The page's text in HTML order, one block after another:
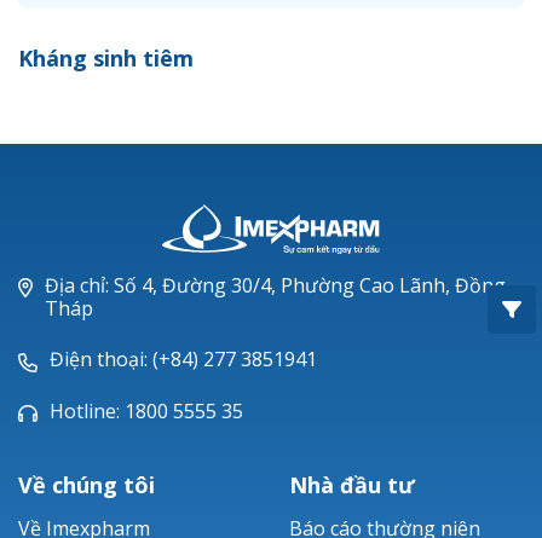
Ceftizoxim®
Piperacillin
Ticarlinat®
Zobacta®
Bacsulfo®
Kháng sinh tiêm
Địa chỉ: Số 4, Đường 30/4, Phường Cao Lãnh, Đồng
Tháp
Điện thoại: (+84) 277 3851941
Hotline: 1800 5555 35
Về chúng tôi
Về Imexpharm
Nhà đầu tư
Báo cáo thường niên